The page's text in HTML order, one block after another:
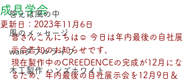
答えは風の中
風のメッセージ
wanダフルライフ
木工製作 ハンズホワイト
成見学会
更新日： 2023年11月6日
皆さんこんにちは☺ 今日は年内最後の自社展
示会告知のお知らせです。
現在製作中のCREEDENCEの完成が12月にな
るため、年内最後の自社展示会を12月9日＆